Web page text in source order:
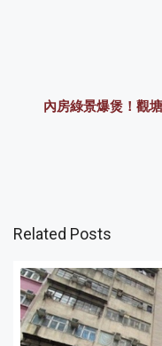
內房綠景爆煲！觀
Related Posts